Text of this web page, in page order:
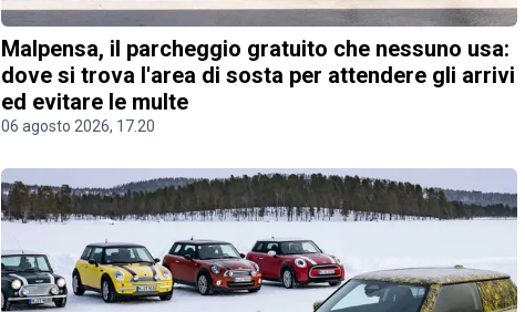
Malpensa, il parcheggio gratuito che nessuno usa:
dove si trova l'area di sosta per attendere gli arrivi
ed evitare le multe
06 agosto 2026, 17.20